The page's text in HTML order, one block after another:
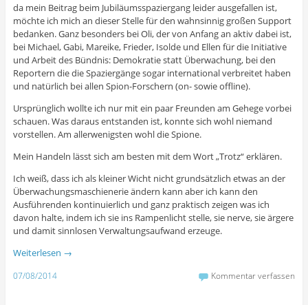
da mein Beitrag beim Jubiläumsspaziergang leider ausgefallen ist,
möchte ich mich an dieser Stelle für den wahnsinnig großen Support
bedanken. Ganz besonders bei Oli, der von Anfang an aktiv dabei ist,
bei Michael, Gabi, Mareike, Frieder, Isolde und Ellen für die Initiative
und Arbeit des Bündnis: Demokratie statt Überwachung, bei den
Reportern die die Spaziergänge sogar international verbreitet haben
und natürlich bei allen Spion-Forschern (on- sowie offline).
Ursprünglich wollte ich nur mit ein paar Freunden am Gehege vorbei
schauen. Was daraus entstanden ist, konnte sich wohl niemand
vorstellen. Am allerwenigsten wohl die Spione.
Mein Handeln lässt sich am besten mit dem Wort „Trotz“ erklären.
Ich weiß, dass ich als kleiner Wicht nicht grundsätzlich etwas an der
Überwachungsmaschienerie ändern kann aber ich kann den
Ausführenden kontinuierlich und ganz praktisch zeigen was ich
davon halte, indem ich sie ins Rampenlicht stelle, sie nerve, sie ärgere
und damit sinnlosen Verwaltungsaufwand erzeuge.
Weiterlesen →
07/08/2014 Kommentar verfassen